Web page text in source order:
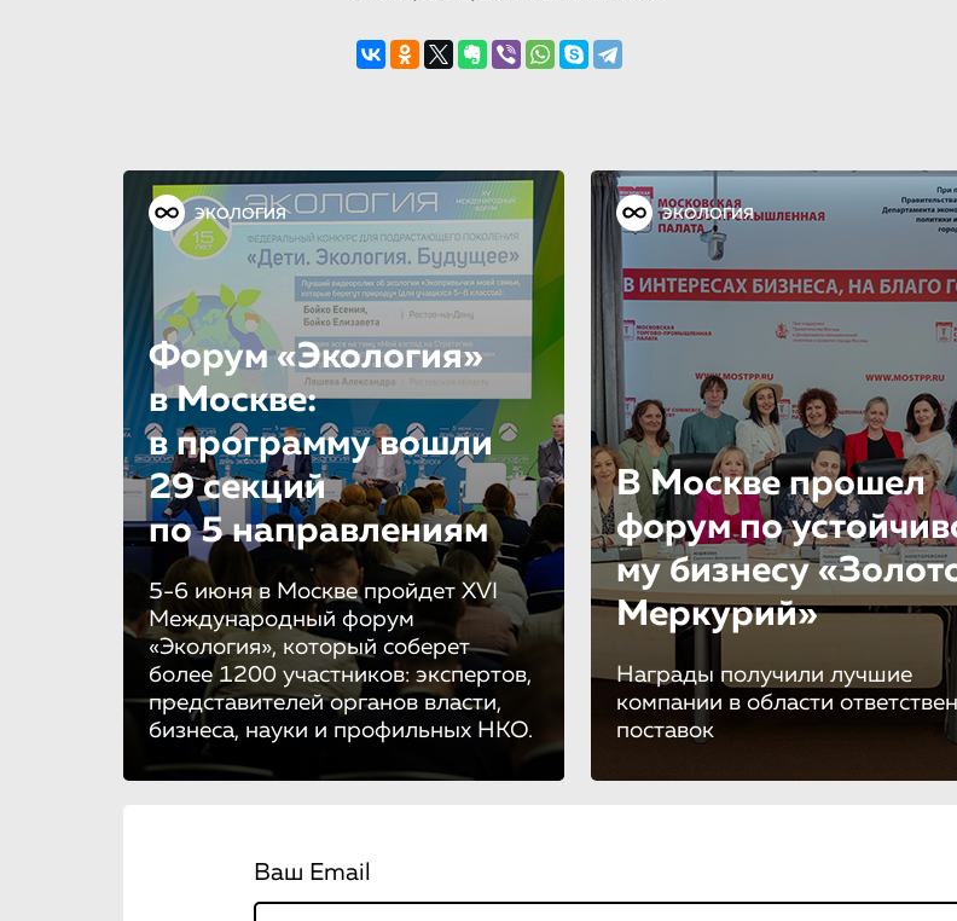
ЭКОЛОГИЯ
Форум «Экология»
в Москве:
в программу вошли
29 секций
по 5 направле­ни­ям
5-6 июня в Москве пройдет XVI
Международный форум
«Экология», который соберет
более 1200 участников: экспертов,
представителей органов власти,
бизнеса, науки и профильных НКО.
ЭКОЛОГИЯ
В Москве прошел
форум по
му бизнесу
Меркурий»
Награды получили лучшие
компании в области
поставок
Ваш Email